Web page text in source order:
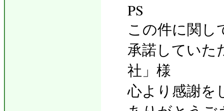
PS
この件に関し
承諾していた
社」様
心より感謝を